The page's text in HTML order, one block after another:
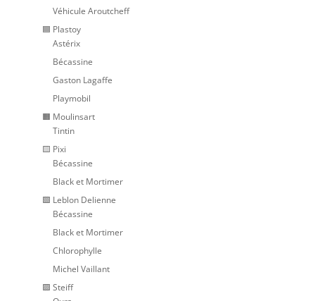
Véhicule Aroutcheff
🟦 Plastoy
Astérix
Bécassine
Gaston Lagaffe
Playmobil
🟧 Moulinsart
Tintin
🟨 Pixi
Bécassine
Black et Mortimer
🟩 Leblon Delienne
Bécassine
Black et Mortimer
Chlorophylle
Michel Vaillant
🟪 Steiff